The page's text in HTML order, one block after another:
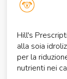
Hill's
alla soia
per la
nutrienti nei